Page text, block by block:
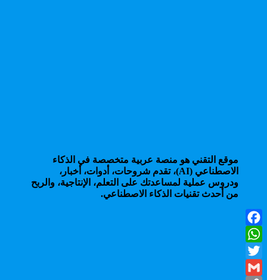
موقع التقني هو منصة عربية متخصصة في الذكاء
الاصطناعي (AI)، تقدم شروحات، أدوات، أخبار،
ودروس عملية لمساعدتك على التعلم، الإنتاجية، والربح
من أحدث تقنيات الذكاء الاصطناعي.
Facebook
WhatsApp
Twitter